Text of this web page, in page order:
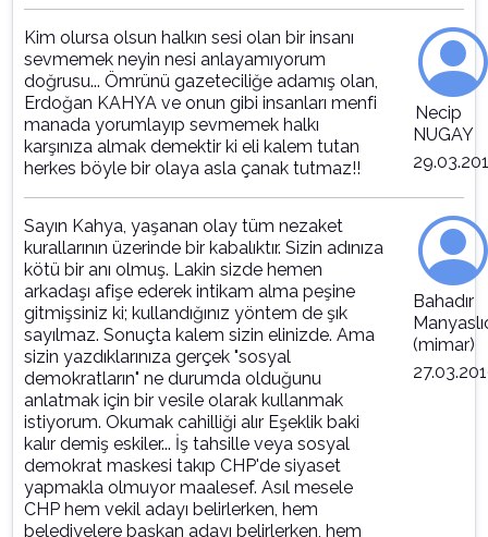
Kim olursa olsun halkın sesi olan bir insanı
sevmemek neyin nesi anlayamıyorum
doğrusu... Ömrünü gazeteciliğe adamış olan,
Erdoğan KAHYA ve onun gibi insanları menfi
manada yorumlayıp sevmemek halkı
karşınıza almak demektir ki eli kalem tutan
herkes böyle bir olaya asla çanak tutmaz!!
Necip
NUGAY
Sayın Kahya, yaşanan olay tüm nezaket
kurallarının üzerinde bir kabalıktır. Sizin adınıza
kötü bir anı olmuş. Lakin sizde hemen
arkadaşı afişe ederek intikam alma peşine
gitmişsiniz ki; kullandığınız yöntem de şık
sayılmaz. Sonuçta kalem sizin elinizde. Ama
sizin yazdıklarınıza gerçek "sosyal
demokratların" ne durumda olduğunu
anlatmak için bir vesile olarak kullanmak
istiyorum. Okumak cahilliği alır Eşeklik baki
kalır demiş eskiler... İş tahsille veya sosyal
demokrat maskesi takıp CHP'de siyaset
yapmakla olmuyor maalesef. Asıl mesele
CHP hem vekil adayı belirlerken, hem
belediyelere başkan adayı belirlerken, hem
Bahadır
(mimar)